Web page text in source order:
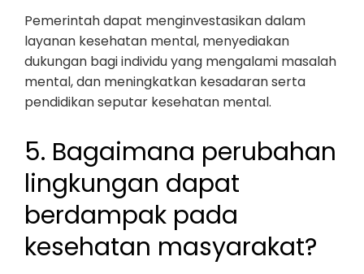
Pemerintah dapat menginvestasikan dalam
layanan kesehatan mental, menyediakan
dukungan bagi individu yang mengalami masalah
mental, dan meningkatkan kesadaran serta
pendidikan seputar kesehatan mental.
5. Bagaimana perubahan
lingkungan dapat
berdampak pada
kesehatan masyarakat?